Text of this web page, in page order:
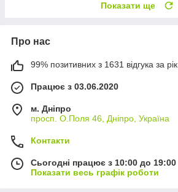
Показати ще
Про нас
99% позитивних з 1631 відгука за рік
Працює з 03.06.2020
м. Дніпро
просп. О.Поля 46, Дніпро, Україна
Контакти
Сьогодні працює з 10:00 до 19:00
Показати весь графік роботи